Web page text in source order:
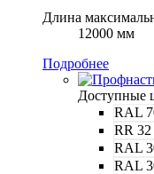
Длина
12000 мм
Подробнее
Доступные
RAL
RR
RAL
RAL